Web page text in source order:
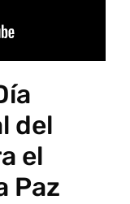
del
el
Paz